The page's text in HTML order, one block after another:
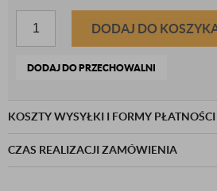
DODAJ DO
DODAJ DO PRZECHOWALNI
KOSZTY WYSYŁKI I FORMY PŁATNOŚCI
CZAS REALIZACJI ZAMÓWIENIA